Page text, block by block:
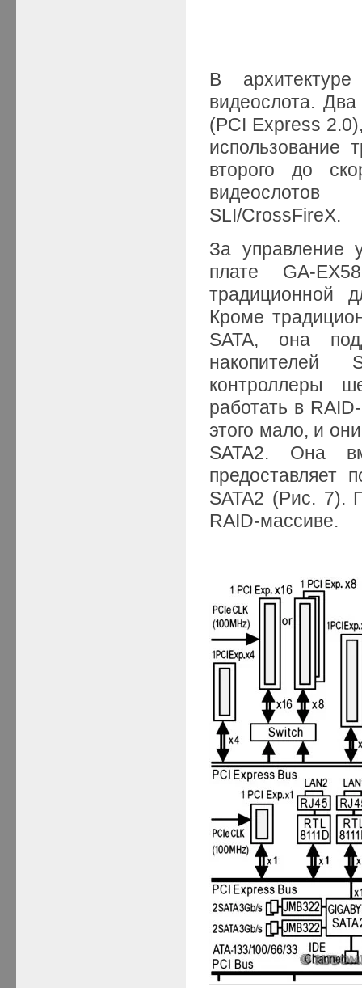
В
видеослота.
(PCI Express
использование
второго до
SLI/CrossFireX.
За управление
плате GA-
традиционной
Кроме
SATA, она
накопителей
контроллеры
работать в
этого мало, и
SATA2. Она
предоставляет
SATA2 (Рис. 7).
RAID-массиве.